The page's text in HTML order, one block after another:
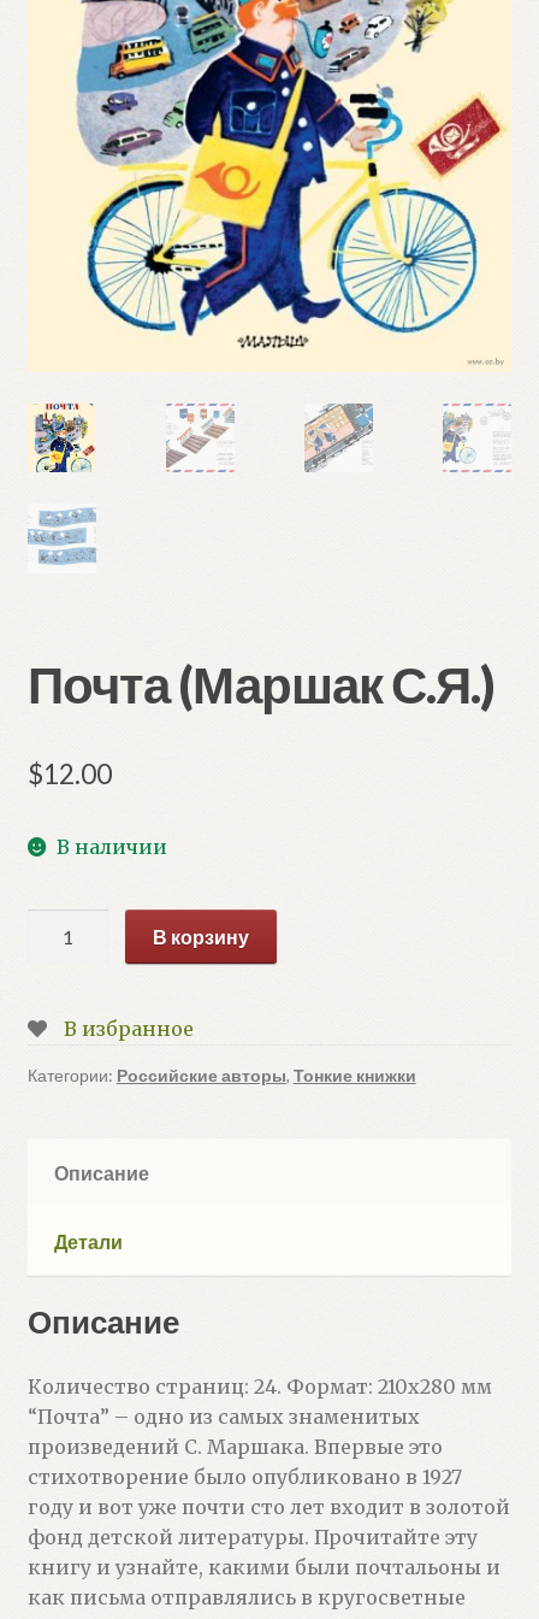
Почта (Маршак С.Я.)
$12.00
В наличии
товара
С.Я.)
В корзину
В избранное
Категории: Российские авторы, Тонкие книжки
Описание
Детали
Описание
Количество страниц: 24. Формат: 210х280 мм
“Почта” – одно из самых знаменитых
произведений С. Маршака. Впервые это
стихотворение было опубликовано в 1927
году и вот уже почти сто лет входит в золотой
фонд детской литературы. Прочитайте эту
книгу и узнайте, какими были почтальоны и
как письма отправлялись в кругосветные